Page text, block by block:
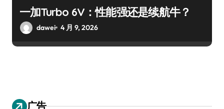
一加Turbo 6V：性能强还是续航牛？
dawei 4 月 9, 2026
广告